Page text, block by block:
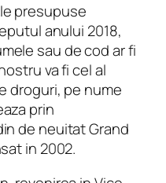
presupuse
anului 2018,
sau de cod ar fi
va fi cel al
droguri, pe nume
prin
de neuitat Grand
in 2002.